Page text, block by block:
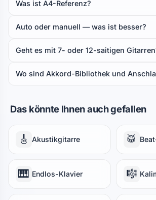
Was ist A4-Referenz?
Auto oder manuell — was ist besser?
Geht es mit 7- oder 12-saitigen
Wo sind Akkord-Bibliothek und
Das könnte Ihnen auch gefallen
🎸 Akustikgitarre 🥁
🎹 Endlos-Klavier 🎼